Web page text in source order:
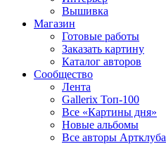
Вышивка
Магазин
Готовые работы
Заказать картину
Каталог авторов
Сообщество
Лента
Gallerix Топ-100
Все «Картины дня»
Новые альбомы
Все авторы Артклуба